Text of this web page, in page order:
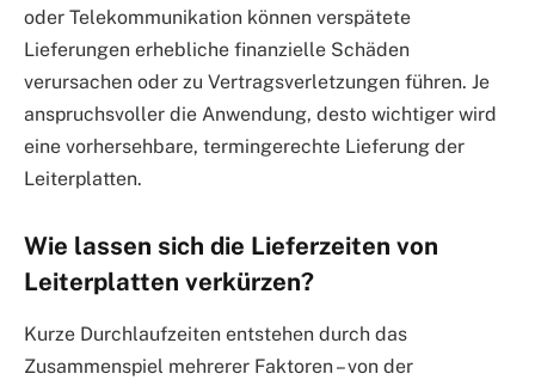
oder Telekommunikation können verspätete
Lieferungen erhebliche finanzielle Schäden
verursachen oder zu Vertragsverletzungen führen. Je
anspruchsvoller die Anwendung, desto wichtiger wird
eine vorhersehbare, termingerechte Lieferung der
Leiterplatten.
Wie lassen sich die Lieferzeiten von
Leiterplatten verkürzen?
Kurze Durchlaufzeiten entstehen durch das
Zusammenspiel mehrerer Faktoren – von der